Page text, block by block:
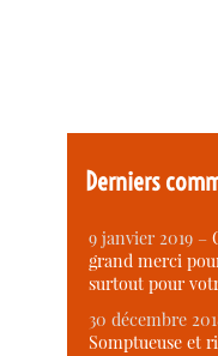
Derniers
9 janvier 2019 –
grand merci
surtout pour
30 décembre
Somptueuse et